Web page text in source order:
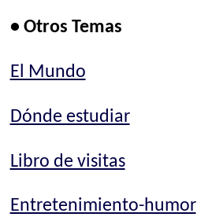
• Otros Temas
El Mundo
Dónde estudiar
Libro de visitas
Entretenimiento-humor